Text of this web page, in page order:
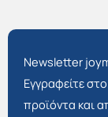
Newsletter
Εγγραφείτε
προϊόντα και